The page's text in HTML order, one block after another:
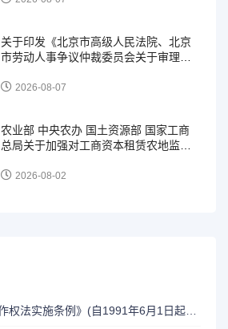
关于印发《北京市高级人民法院、北京
市劳动人事争议仲裁委员会关于审理劳
法发〔2024〕534号）
2026-08-07
农业部 中央农办 国土资源部 国家工商
总局关于加强对工商资本租赁农地监管
号）2026-08-02